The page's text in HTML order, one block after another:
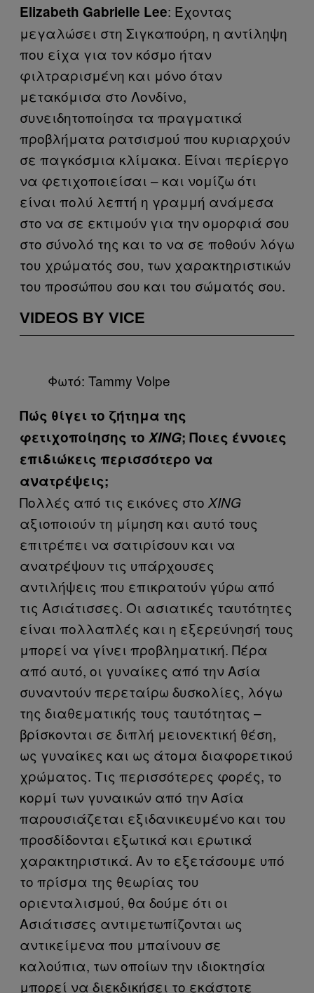
Elizabeth Gabrielle Lee: Έχοντας
μεγαλώσει στη Σιγκαπούρη, η αντίληψη
που είχα για τον κόσμο ήταν
φιλτραρισμένη και μόνο όταν
μετακόμισα στο Λονδίνο,
συνειδητοποίησα τα πραγματικά
προβλήματα ρατσισμού που κυριαρχούν
σε παγκόσμια κλίμακα. Είναι περίεργο
να φετιχοποιείσαι – και νομίζω ότι
είναι πολύ λεπτή η γραμμή ανάμεσα
στο να σε εκτιμούν για την ομορφιά σου
στο σύνολό της και το να σε ποθούν λόγω
του χρώματός σου, των χαρακτηριστικών
του προσώπου σου και του σώματός σου.
VIDEOS BY VICE
Φωτό: Tammy Volpe
Πώς θίγει το ζήτημα της
φετιχοποίησης το XING; Ποιες έννοιες
επιδιώκεις περισσότερο να
ανατρέψεις;
Πολλές από τις εικόνες στο XING
αξιοποιούν τη μίμηση και αυτό τους
επιτρέπει να σατιρίσουν και να
ανατρέψουν τις υπάρχουσες
αντιλήψεις που επικρατούν γύρω από
τις Ασιάτισσες. Οι ασιατικές ταυτότητες
είναι πολλαπλές και η εξερεύνησή τους
μπορεί να γίνει προβληματική. Πέρα
από αυτό, οι γυναίκες από την Ασία
συναντούν περεταίρω δυσκολίες, λόγω
της διαθεματικής τους ταυτότητας –
βρίσκονται σε διπλή μειονεκτική θέση,
ως γυναίκες και ως άτομα διαφορετικού
χρώματος. Τις περισσότερες φορές, το
κορμί των γυναικών από την Ασία
παρουσιάζεται εξιδανικευμένο και του
προσδίδονται εξωτικά και ερωτικά
χαρακτηριστικά. Αν το εξετάσουμε υπό
το πρίσμα της θεωρίας του
οριενταλισμού, θα δούμε ότι οι
Ασιάτισσες αντιμετωπίζονται ως
αντικείμενα που μπαίνουν σε
καλούπια, των οποίων την ιδιοκτησία
μπορεί να διεκδικήσει το εκάστοτε